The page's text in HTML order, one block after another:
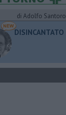
di Adolfo Santoro
DISINCANTATO